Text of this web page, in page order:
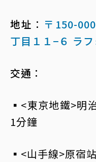
地址 ： 〒150-
丁目１１−６ ラ
交通 ：
▪<東京地鐵>明
1分鐘
▪<山手線>原宿